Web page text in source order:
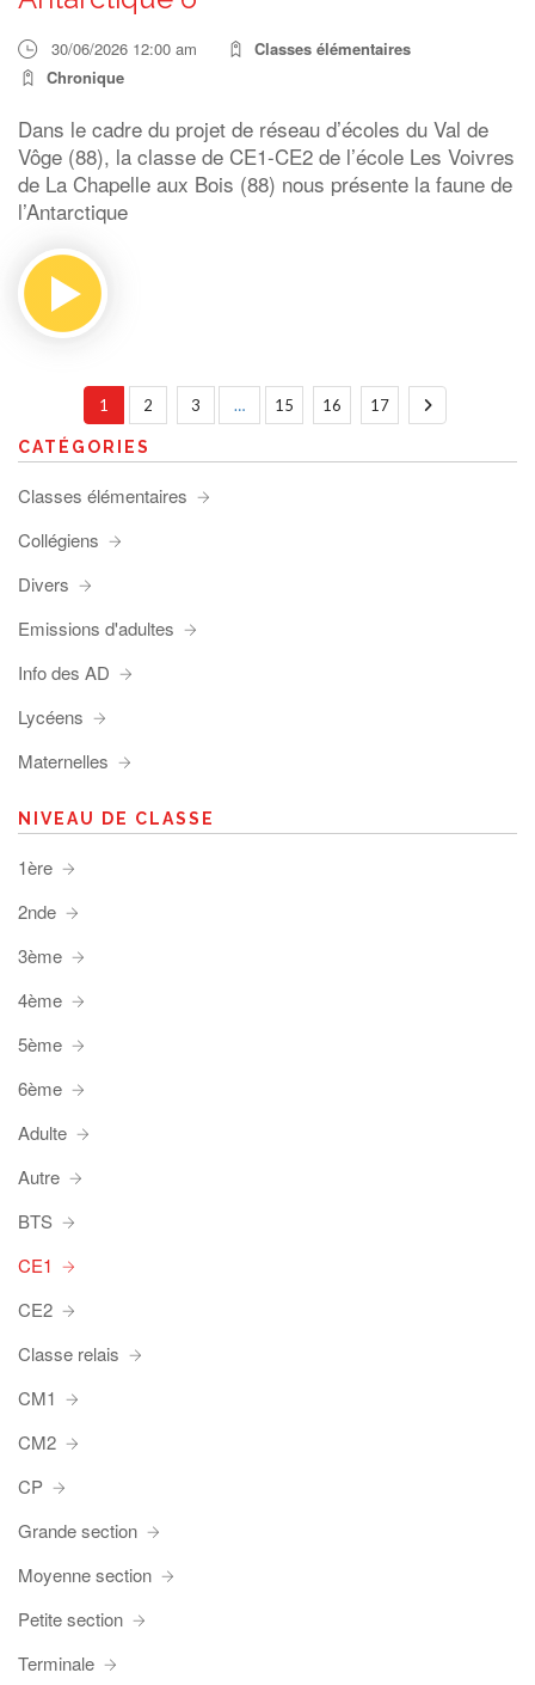
30/06/2026 12:00 am
Classes élémentaires
Chronique
Dans le cadre du projet de réseau d’écoles du Val de
Vôge (88), la classe de CE1-CE2 de l’école Les Voivres
de La Chapelle aux Bois (88) nous présente la faune de
l’Antarctique
1 2 3 … 15 16 17
CATÉGORIES
Classes élémentaires
Collégiens
Divers
Emissions d'adultes
Info des AD
Lycéens
Maternelles
NIVEAU DE CLASSE
1ère
2nde
3ème
4ème
5ème
6ème
Adulte
Autre
BTS
CE1
CE2
Classe relais
CM1
CM2
CP
Grande section
Moyenne section
Petite section
Terminale